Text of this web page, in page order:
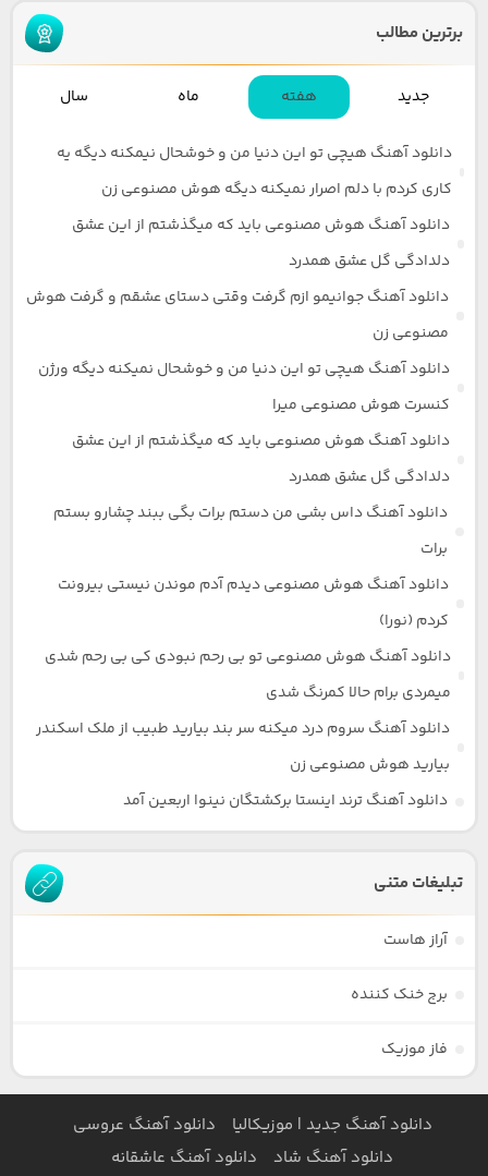
برترین مطالب
جدید هفته ماه سال
دانلود آهنگ هیچی تو این دنیا من و خوشحال نیمکنه دیگه یه
کاری کردم با دلم اصرار نمیکنه دیگه هوش مصنوعی زن
دانلود آهنگ هوش مصنوعی باید که میگذشتم از این عشق
دلدادگی گل عشق همدرد
دانلود آهنگ جوانیمو ازم گرفت وقتی دستای عشقم و گرفت هوش
مصنوعی زن
دانلود آهنگ هیچی تو این دنیا من و خوشحال نمیکنه دیگه ورژن
کنسرت هوش مصنوعی میرا
دانلود آهنگ هوش مصنوعی باید که میگذشتم از این عشق
دلدادگی گل عشق همدرد
دانلود آهنگ داس بشی من دستم برات بگی ببند چشارو بستم
برات
دانلود آهنگ هوش مصنوعی دیدم آدم موندن نیستی بیرونت
کردم (نورا)
دانلود آهنگ هوش مصنوعی تو بی رحم نبودی کی بی رحم شدی
میمردی برام حالا کمرنگ شدی
دانلود آهنگ سروم درد میکنه سر بند بیارید طبیب از ملک اسکندر
بیارید هوش مصنوعی زن
دانلود آهنگ ترند اینستا برکشتگان نینوا اربعین آمد
تبلیغات متنی
آراز هاست
برج خنک کننده
فاز موزیک
دانلود آهنگ جدید | موزیکالیا
دانلود آهنگ عروسی
دانلود آهنگ شاد
دانلود آهنگ عاشقانه